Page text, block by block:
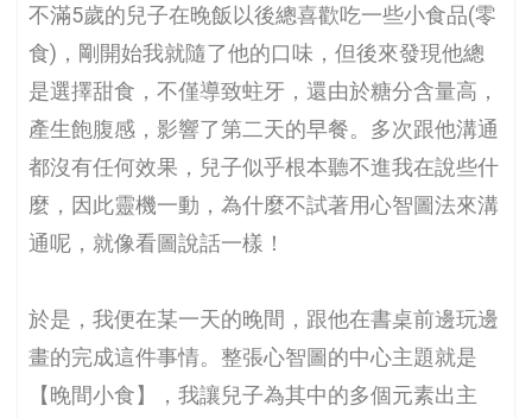
不滿5歲的兒子在晚飯以後總喜歡吃一些小食品(零
食)，剛開始我就隨了他的口味，但後來發現他總
是選擇甜食，不僅導致蛀牙，還由於糖分含量高，
產生飽腹感，影響了第二天的早餐。多次跟他溝通
都沒有任何效果，兒子似乎根本聽不進我在說些什
麼，因此靈機一動，為什麼不試著用心智圖法來溝
通呢，就像看圖說話一樣！
於是，我便在某一天的晚間，跟他在書桌前邊玩邊
畫的完成這件事情。整張心智圖的中心主題就是
【晚間小食】，我讓兒子為其中的多個元素出主